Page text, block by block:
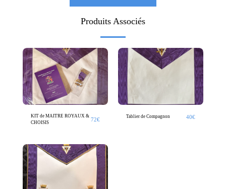
Produits Associés
KIT de MAITRE ROYAUX &
CHOISIS
72€ Tablier de Compagnon 40€